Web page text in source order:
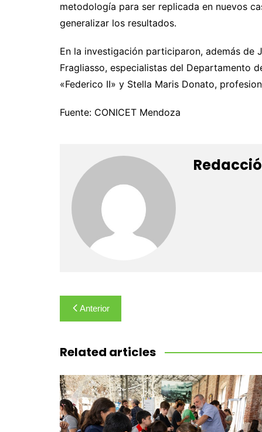
metodología para ser replicada en nuevos
generalizar los resultados.
En la investigación participaron, además de
Fragliasso, especialistas del Departamento
«Federico II» y Stella Maris Donato,
Fuente: CONICET Mendoza
Navegación
de
entradas
Anterior
Related articles